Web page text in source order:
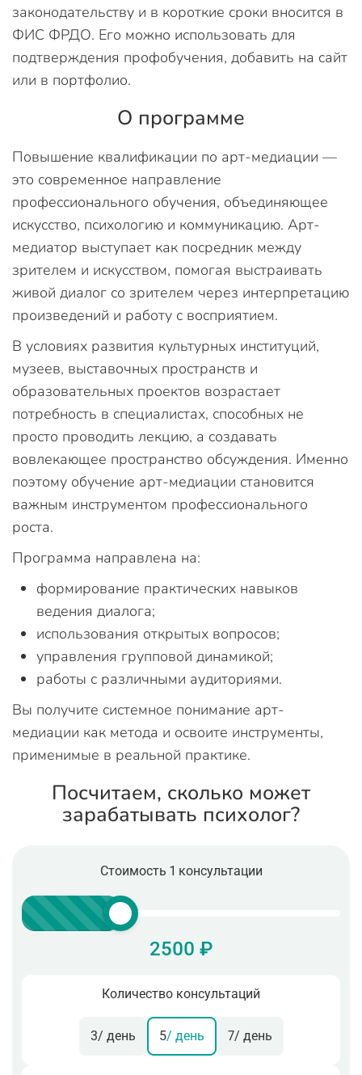
законодательству и в короткие сроки вносится в
ФИС ФРДО. Его можно использовать для
подтверждения профобучения, добавить на сайт
или в портфолио.
О программе
Повышение квалификации по арт-медиации —
это современное направление
профессионального обучения, объединяющее
искусство, психологию и коммуникацию. Арт-
медиатор выступает как посредник между
зрителем и искусством, помогая выстраивать
живой диалог со зрителем через интерпретацию
произведений и работу с восприятием.
В условиях развития культурных институций,
музеев, выставочных пространств и
образовательных проектов возрастает
потребность в специалистах, способных не
просто проводить лекцию, а создавать
вовлекающее пространство обсуждения. Именно
поэтому обучение арт-медиации становится
важным инструментом профессионального
роста.
Программа направлена на:
формирование практических навыков
ведения диалога;
использования открытых вопросов;
управления групповой динамикой;
работы с различными аудиториями.
Вы получите системное понимание арт-
медиации как метода и освоите инструменты,
применимые в реальной практике.
Посчитаем, сколько может
зарабатывать психолог?
Стоимость 1 консультации
2500 ₽
Количество консультаций
3/ день 5/ день 7/ день